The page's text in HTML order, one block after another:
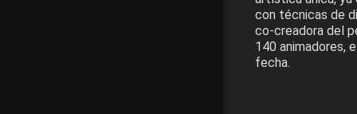
con técnicas de
co-creadora del
140 animadores,
fecha.